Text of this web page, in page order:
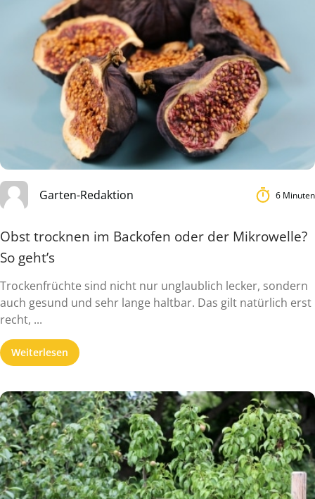
Garten-Redaktion 6 Minuten
Obst trocknen im Backofen oder der Mikrowelle?
So geht’s
Trockenfrüchte sind nicht nur unglaublich lecker, sondern
auch gesund und sehr lange haltbar. Das gilt natürlich erst
recht, ...
Weiterlesen